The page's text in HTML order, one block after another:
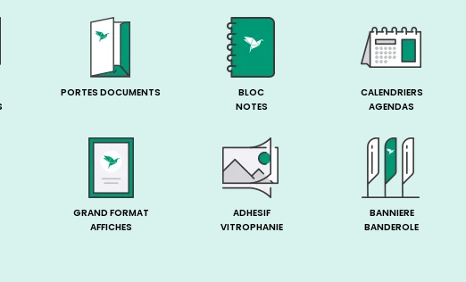
PORTES DOCUMENTS
BLOC
NOTES
CALENDRIERS
AGENDAS
GRAND FORMAT
AFFICHES
ADHESIF
VITROPHANIE
BANNIERE
BANDEROLE